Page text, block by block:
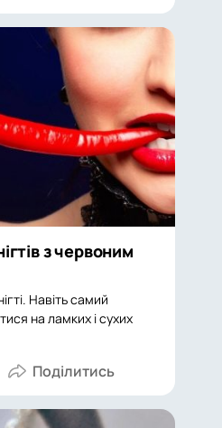
з червоним
Навіть самий
на ламких і сухих